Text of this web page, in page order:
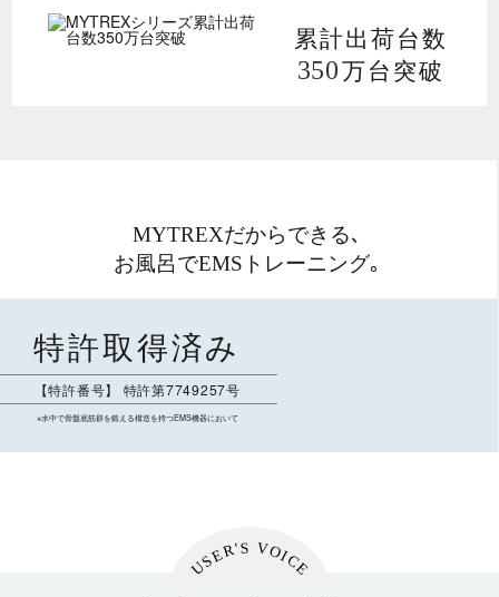
累計出荷台数
350万台突破
MYTREXだからできる､
お風呂でEMSトレーニング｡
特許取得済み
【特許番号】 特許第7749257号
※水中で骨盤底筋群を鍛える構造を持つEMS機器において
USER'S VOICE